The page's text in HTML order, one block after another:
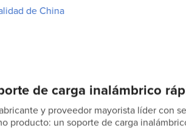
de China
de carga inalámbrico
y proveedor mayorista líder con
producto: un soporte de carga